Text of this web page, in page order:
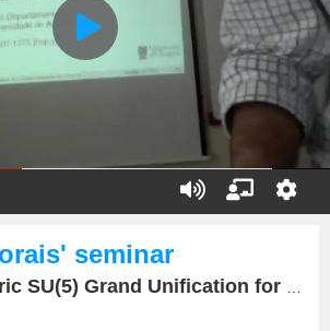
seminar
Grand Unification for a Post Higgs Boson Era